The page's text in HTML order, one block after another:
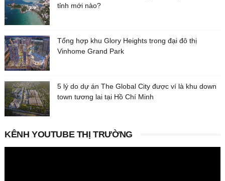
tỉnh mới nào?
Tổng hợp khu Glory Heights trong đại đô thị
Vinhome Grand Park
5 lý do dự án The Global City được ví là khu down
town tương lai tại Hồ Chí Minh
KÊNH YOUTUBE THỊ TRƯỜNG